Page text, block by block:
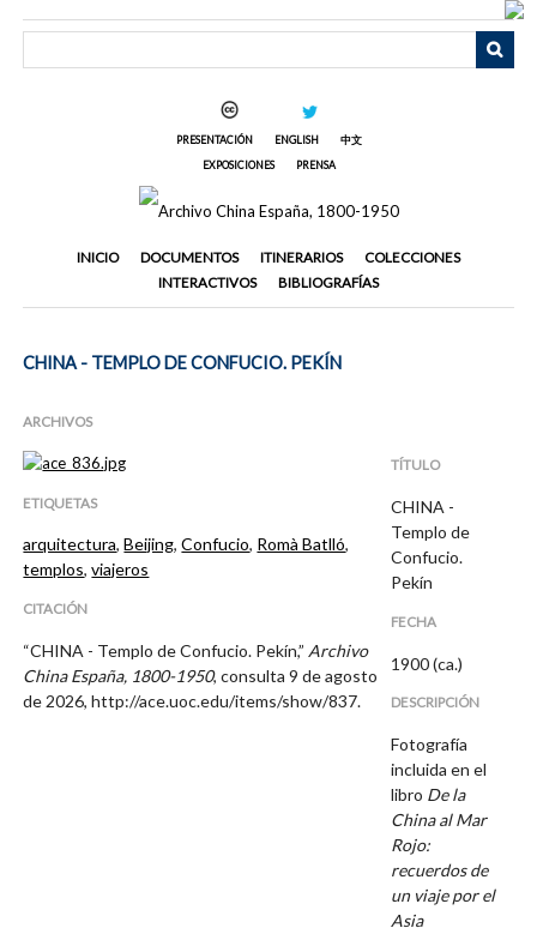
PRESENTACIÓN ENGLISH
中文
EXPOSICIONES
PRENSA
INICIO DOCUMENTOS ITINERARIOS
COLECCIONES
INTERACTIVOS
BIBLIOGRAFÍAS
CHINA - TEMPLO DE CONFUCIO. PEKÍN
ARCHIVOS
ETIQUETAS
arquitectura,Beijing,Confucio, Romà Batlló,
templos,viajeros
CITACIÓN
“CHINA - Templo de Confucio. Pekín,” Archivo
China España, 1800-1950, consulta 9 de agosto
de 2026,http://ace.uoc.edu/items/show/837.
TÍTULO
CHINA -
Templo de
Confucio.
Pekín
FECHA
1900 (ca.)
DESCRIPCIÓN
Fotografía
incluida en el
libro De la
China al Mar
Rojo:
recuerdos de
un viaje por el
Asia